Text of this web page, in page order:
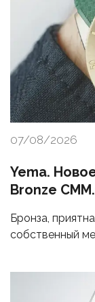
07/08/2026
Yema.
Bronze
Бронза,
собственный